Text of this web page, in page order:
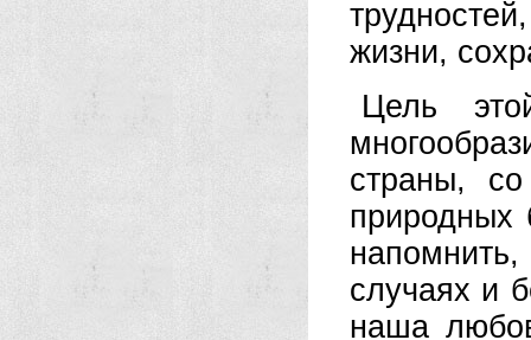
жизни,
Цель
страны,
природных
случаях и
наша